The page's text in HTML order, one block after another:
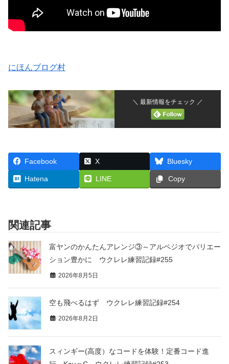
にほんブログ村
＼ 最新情報をチェック ／
Facebook X Bluesky
Hatena LINE Copy
関連記事
富ヤンのかんたんアレンジ③～アルペジオでバリエー
ション豊かに ウクレレ練習記録#255
2026年8月5日
空も飛べるはず ウクレレ練習記録#254
2026年8月2日
スィンギー(高度）なコードを体験！定番コード進